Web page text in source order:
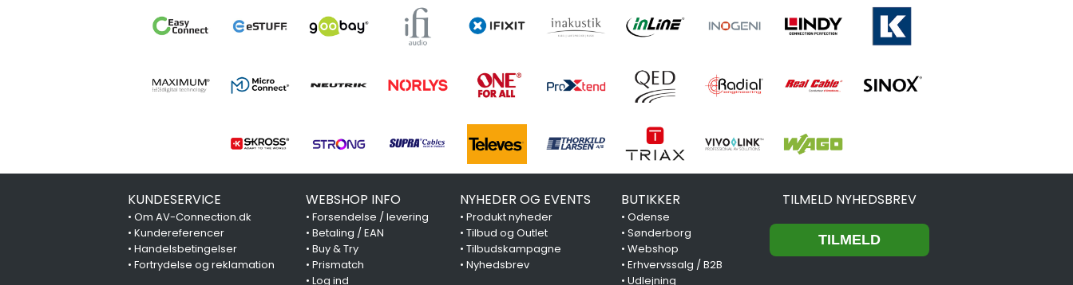
KUNDESERVICE
• Om AV-Connection.dk
• Kundereferencer
• Handelsbetingelser
• Fortrydelse og reklamation
WEBSHOP INFO
• Forsendelse / levering
• Betaling / EAN
• Buy & Try
• Prismatch
• Log ind
NYHEDER OG EVENTS
• Produkt nyheder
• Tilbud og Outlet
• Tilbudskampagne
• Nyhedsbrev
BUTIKKER
•Odense
•Sønderborg
•Webshop
•Erhvervssalg / B2B
•Udlejning
TILMELD NYHEDSBREV